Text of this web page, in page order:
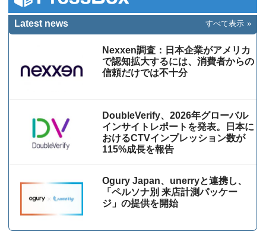
Latest news すべて表示
Nexxen調査：日本企業がアメリカ
で認知拡大するには、消費者からの
信頼だけでは不十分
DoubleVerify、2026年グローバル
インサイトレポートを発表。日本に
おけるCTVインプレッション数が
115%成⻑を報告
Ogury Japan、unerryと連携し、
「ペルソナ別 来店計測パッケー
ジ」の提供を開始